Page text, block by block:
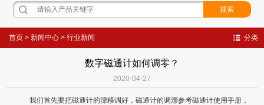
分类
首页 > 新闻中心 > 行业新闻
数字磁通计如何调零？
2020-04-27
我们首先要把磁通计的漂移调好，磁通计的调漂参考磁通计使用手册，